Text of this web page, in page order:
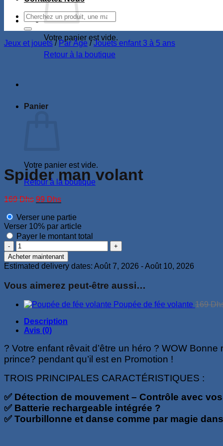
Votre panier est vide.
Retour à la boutique
Panier
Votre panier est vide.
Retour à la boutique
Recherche
pour :
Jeux et jouets / Par Âge / Jouets enfant 3 à 5 ans
Spider man volant
169Dhs Le
initial
était :
169 Dhs.
99 DhsLe
actuel
est :
99 Dhs.
Verser une partie
Verser 10% par article
Payer le montant total
quantité
de
Spider
man
volant
Acheter maintenant
Estimated delivery dates: Août 7, 2026 - Août 10, 2026
Vous aimerez peut-être aussi…
Poupée de fée volante 169
Description
Avis (0)
? Votre enfant rêvait d’être un héro ? WOW
prince? pendant qu’il est en Promotion !
TROIS PRINCIPALES CARACTÉRISTIQUES :
✅Détection de mouvement – Contrôle avec
✅ Batterie rechargeable intégrée ?
✅ Tourbillonne et danse comme par magie dans